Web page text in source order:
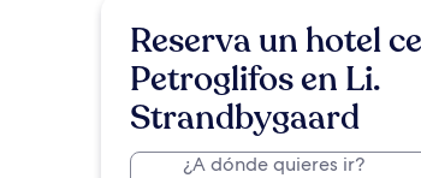
Reserva un hotel
Petroglifos en Li.
Strandbygaard
¿A dónde quieres ir?